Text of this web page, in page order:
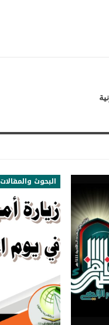
البحوث والمقالات